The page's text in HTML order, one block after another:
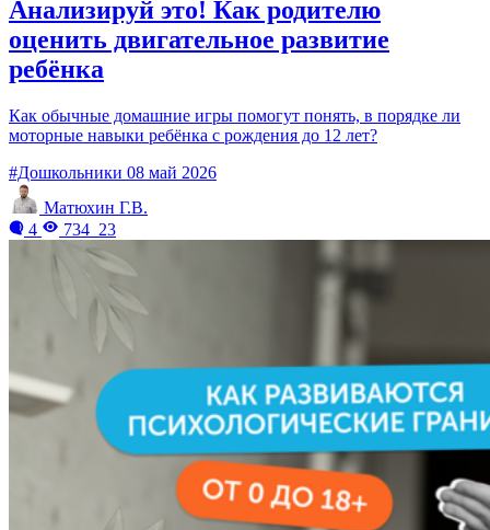
Анализируй это! Как родителю
оценить двигательное развитие
ребёнка
Как обычные домашние игры помогут понять, в порядке ли
моторные навыки ребёнка с рождения до 12 лет?
#Дошкольники 08 май 2026
Матюхин Г.В.
4
734 23